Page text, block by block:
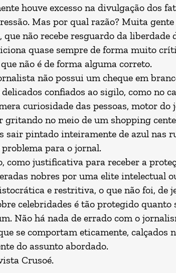
houve excesso na divulgação dos
Mas por qual razão? Muita
que não recebe resguardo da
quase sempre de forma muito
não é de forma alguma correto.
não possui um cheque em
confiados ao sigilo, como no
curiosidade das pessoas, motor
gritando no meio de um shopping
sair pintado inteiramente de azul nas
para o jornal.
como justificativa para receber a
nobres por uma elite intelectual
e restritiva, o que não foi, de
celebridades é tão protegido
Não há nada de errado com o
se comportam eticamente, calçados
do assunto abordado.
Crusoé.